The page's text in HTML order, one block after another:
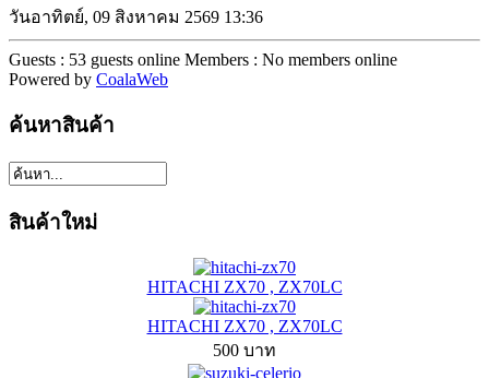
วันอาทิตย์, 09 สิงหาคม 2569 13:36
Guests : 53 guests online Members : No members online
Powered by CoalaWeb
ค้นหาสินค้า
สินค้าใหม่
HITACHI ZX70 , ZX70LC
HITACHI ZX70 , ZX70LC
500 บาท